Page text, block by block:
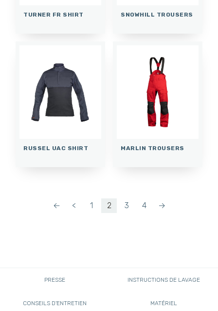
TURNER FR SHIRT SNOWHILL TROUSERS
RUSSEL UAC SHIRT MARLIN TROUSERS
← < 1 2 3 4 →
PRESSE INSTRUCTIONS DE LAVAGE
CONSEILS D'ENTRETIEN MATÉRIEL